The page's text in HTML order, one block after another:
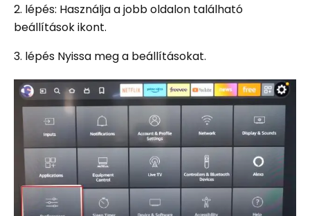
2. lépés: Használja a jobb oldalon található
beállítások ikont.
3. lépés Nyissa meg a beállításokat.